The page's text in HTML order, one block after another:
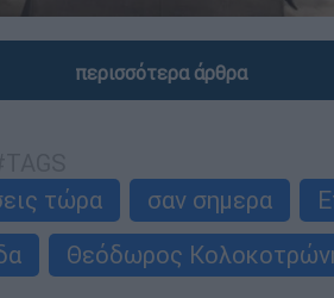
περισσότερα άρθρα
τώρα
σαν σημερα
Θεόδωρος